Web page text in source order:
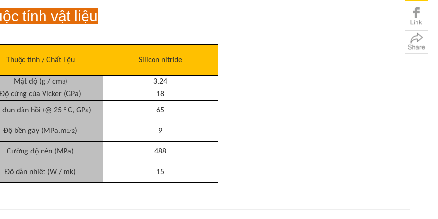
tính vật liệu
Thuộc tính / Chất liệu Silicon nitride
Mật độ (g / cm3)
3.24
Độ cứng của Vicker (GPa)
18
đun đàn hồi (@ 25 ° C, GPa) 65
Độ bền gãy (MPa.m1/2) 9
Cường độ nén (MPa) 488
Độ dẫn nhiệt (W / mk) 15